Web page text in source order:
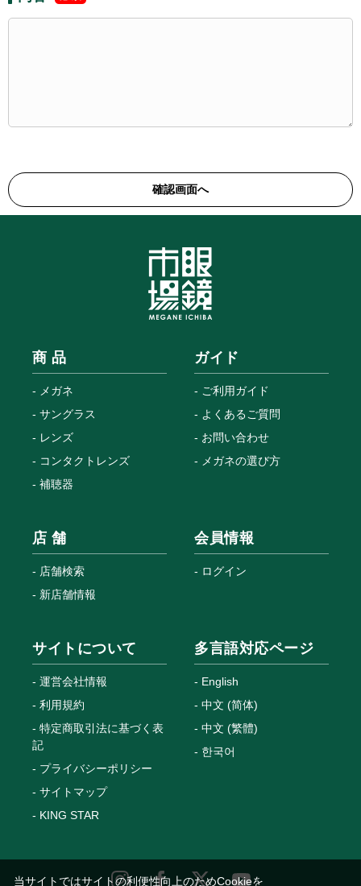
商 品
メガネ
サングラス
レンズ
コンタクトレンズ
補聴器
ガイド
ご利用ガイド
よくあるご質問
お問い合わせ
メガネの選び方
店 舗
店舗検索
新店舗情報
会員情報
ログイン
サイトについて
運営会社情報
利用規約
特定商取引法に基づく表
記
プライバシーポリシー
サイトマップ
KING STAR
多言語対応ページ
English
中文 (简体)
中文 (繁體)
한국어
当サイトではサイトの利便性向上のためCookieを